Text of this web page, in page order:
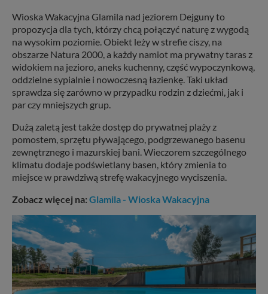
Wioska Wakacyjna Glamila nad jeziorem Dejguny to
propozycja dla tych, którzy chcą połączyć naturę z wygodą
na wysokim poziomie. Obiekt leży w strefie ciszy, na
obszarze Natura 2000, a każdy namiot ma prywatny taras z
widokiem na jezioro, aneks kuchenny, część wypoczynkową,
oddzielne sypialnie i nowoczesną łazienkę. Taki układ
sprawdza się zarówno w przypadku rodzin z dziećmi, jak i
par czy mniejszych grup.
Dużą zaletą jest także dostęp do prywatnej plaży z
pomostem, sprzętu pływającego, podgrzewanego basenu
zewnętrznego i mazurskiej bani. Wieczorem szczególnego
klimatu dodaje podświetlany basen, który zmienia to
miejsce w prawdziwą strefę wakacyjnego wyciszenia.
Zobacz więcej na: Glamila - Wioska Wakacyjna